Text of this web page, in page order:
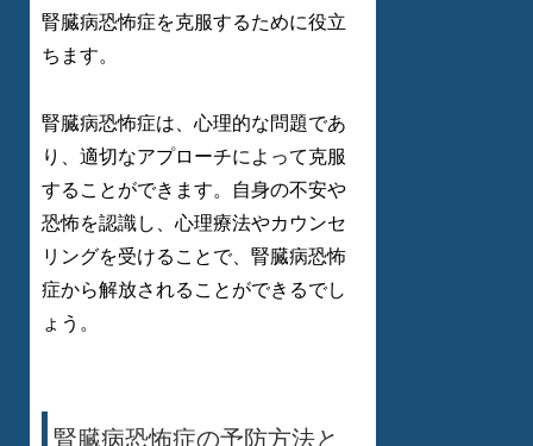
腎臓病恐怖症を克服するために役立
ちます。
腎臓病恐怖症は、心理的な問題であ
り、適切なアプローチによって克服
することができます。自身の不安や
恐怖を認識し、心理療法やカウンセ
リングを受けることで、腎臓病恐怖
症から解放されることができるでし
ょう。
腎臓病恐怖症の予防方法と